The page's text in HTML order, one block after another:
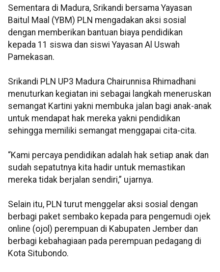
Sementara di Madura, Srikandi bersama Yayasan
Baitul Maal (YBM) PLN mengadakan aksi sosial
dengan memberikan bantuan biaya pendidikan
kepada 11 siswa dan siswi Yayasan Al Uswah
Pamekasan.
Srikandi PLN UP3 Madura Chairunnisa Rhimadhani
menuturkan kegiatan ini sebagai langkah meneruskan
semangat Kartini yakni membuka jalan bagi anak-anak
untuk mendapat hak mereka yakni pendidikan
sehingga memiliki semangat menggapai cita-cita.
“Kami percaya pendidikan adalah hak setiap anak dan
sudah sepatutnya kita hadir untuk memastikan
mereka tidak berjalan sendiri,” ujarnya.
Selain itu, PLN turut menggelar aksi sosial dengan
berbagi paket sembako kepada para pengemudi ojek
online (ojol) perempuan di Kabupaten Jember dan
berbagi kebahagiaan pada perempuan pedagang di
Kota Situbondo.